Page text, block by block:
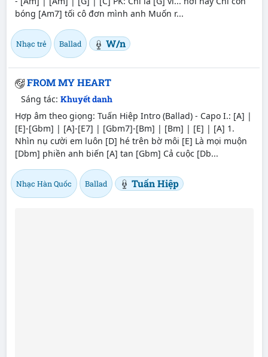
bóng [Am7] tối cô đơn mình anh Muốn r...
Nhạc trẻ Ballad W/n
FROM MY HEART
Sáng tác: Khuyết danh
Hợp âm theo giọng: Tuấn Hiệp Intro (Ballad) - Capo I.: [A] |
[E]-[Gbm] | [A]-[E7] | [Gbm7]-[Bm] | [Bm] | [E] | [A] 1.
Nhìn nụ cười em luôn [D] hé trên bờ môi [E] Là mọi muộn
[Dbm] phiền anh biến [A] tan [Gbm] Cả cuộc [Db...
Nhạc Hàn Quốc Ballad Tuấn Hiệp